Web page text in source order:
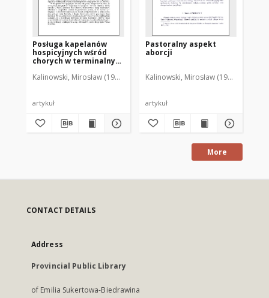
Posługa kapelanów
hospicyjnych wśród
chorych w terminalnym
nowotworowej
Kalinowski, Mirosław (1962- )
artykuł
Pastoralny aspekt
aborcji
Kalinowski, Mirosław (1962- )
artykuł
More
CONTACT DETAILS
Address
Provincial Public Library
of Emilia Sukertowa-Biedrawina